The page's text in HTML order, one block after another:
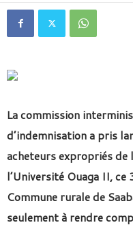
La commission
d’indemnisation a pris
acheteurs expropriés
l’Université Ouaga II,
Commune rurale de
seulement à rendre